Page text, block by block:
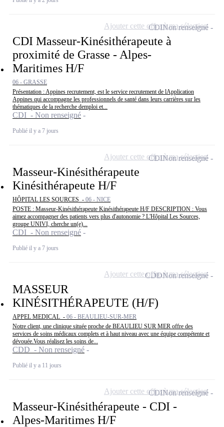
CDI Masseur-Kinésithérapeute à
proximité de Grasse - Alpes-
Maritimes H/F
06 - GRASSE
Présentation : Appines recrutement, est le service recrutement de lApplication
Appines qui accompagne les professionnels de santé dans leurs carrières sur les
thématiques de la recherche demploi et...
CDI - Non renseigné
Publié il y a 7 jours
CDINon renseigné
Ajouter cette offre à ma sélection
Masseur-Kinésithérapeute
Kinésithérapeute H/F
HÔPITAL LES SOURCES - 06 - NICE
POSTE : Masseur-Kinésithérapeute Kinésithérapeute H/F DESCRIPTION : Vous
aimez accompagner des patients vers plus d'autonomie ? L'Hôpital Les Sources,
groupe UNIVI, cherche un(e)...
CDI - Non renseigné
Publié il y a 7 jours
CDINon renseigné
Ajouter cette offre à ma sélection
MASSEUR
KINÉSITHÉRAPEUTE (H/F)
APPEL MEDICAL - 06 - BEAULIEU-SUR-MER
Notre client, une clinique située proche de BEAULIEU SUR MER offre des
services de soins médicaux complets et à haut niveau avec une équipe compétente et
dévouée.Vous réalisez les soins de...
CDD - Non renseigné
Publié il y a 11 jours
CDDNon renseigné
Ajouter cette offre à ma sélection
Masseur-Kinésithérapeute - CDI -
Alpes-Maritimes H/F
CDINon renseigné
Ajouter cette offre à ma sélection